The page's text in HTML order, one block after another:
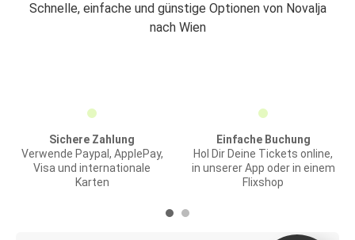
Schnelle, einfache und günstige Optionen von Novalja
nach Wien
Sichere Zahlung
Verwende Paypal, ApplePay,
Visa und internationale
Karten
Einfache Buchung
Hol Dir Deine Tickets online,
in unserer App oder in einem
Flixshop